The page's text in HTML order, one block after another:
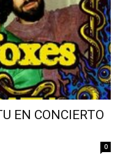
EN CONCIERTO
0